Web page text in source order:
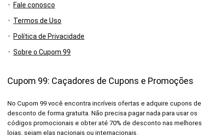
Fale conosco
Termos de Uso
Política de Privacidade
Sobre o Cupom 99
Cupom 99: Caçadores de Cupons e Promoções
No Cupom 99 você encontra incríveis ofertas e adquire cupons de
desconto de forma gratuita. Não precisa pagar nada para usar os
códigos promocionais e obter até 70% de desconto nas melhores
lojas, sejam elas nacionais ou internacionais.